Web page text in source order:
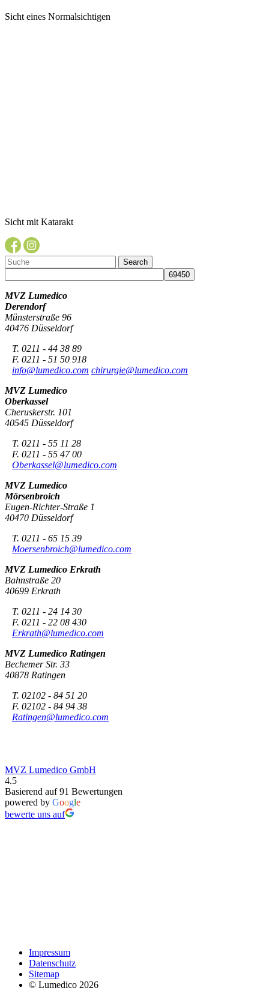
Sicht eines Normalsichtigen
Sicht mit Katarakt
MVZ Lumedico
Derendorf
Münsterstraße 96
40476 Düsseldorf
T. 0211 - 44 38 89
F. 0211 - 51 50 918
info@lumedico.com chirurgie@lumedico.com
MVZ Lumedico
Oberkassel
Cheruskerstr. 101
40545 Düsseldorf
T. 0211 - 55 11 28
F. 0211 - 55 47 00
Oberkassel@lumedico.com
MVZ Lumedico
Mörsenbroich
Eugen-Richter-Straße 1
40470 Düsseldorf
T. 0211 - 65 15 39
Moersenbroich@lumedico.com
MVZ Lumedico Erkrath
Bahnstraße 20
40699 Erkrath
T. 0211 - 24 14 30
F. 0211 - 22 08 430
Erkrath@lumedico.com
MVZ Lumedico Ratingen
Bechemer Str. 33
40878 Ratingen
T. 02102 - 84 51 20
F. 02102 - 84 94 38
Ratingen@lumedico.com
MVZ Lumedico GmbH
4.5
Basierend auf 91 Bewertungen
powered by Google
bewerte uns auf
Impressum
Datenschutz
Sitemap
© Lumedico 2026